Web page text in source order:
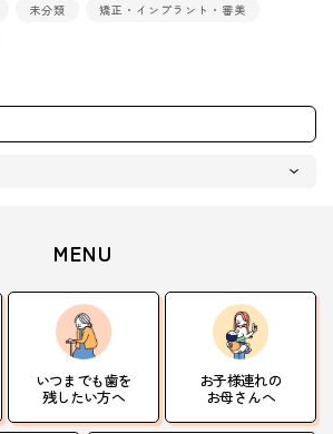
未分類 矯正・インプラント・審美
MENU
いつまでも歯を
残したい方へ
お子様連れの
お母さんへ